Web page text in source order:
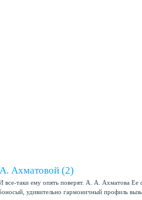
Ахматовой (2)
все-таки ему опять поверят. А. А. Ахматова Ее
удивительно гармоничный профиль